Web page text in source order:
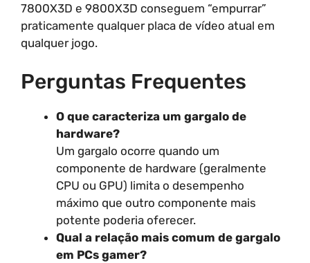
7800X3D e 9800X3D conseguem “empurrar”
praticamente qualquer placa de vídeo atual em
qualquer jogo.
Perguntas Frequentes
O que caracteriza um gargalo de
hardware?
Um gargalo ocorre quando um
componente de hardware (geralmente
CPU ou GPU) limita o desempenho
máximo que outro componente mais
potente poderia oferecer.
Qual a relação mais comum de gargalo
em PCs gamer?